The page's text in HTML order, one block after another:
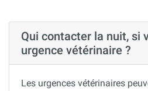
Qui contacter la nuit, si
urgence vétérinaire ?
Les urgences vétérinaires